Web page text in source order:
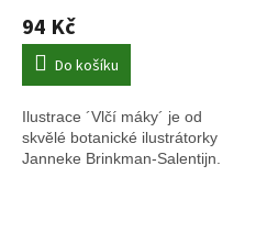
94 Kč
Do košíku
Ilustrace ´Vlčí máky´ je od
skvělé botanické ilustrátorky
Janneke Brinkman-Salentijn.